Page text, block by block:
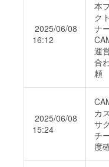
2025/06/08
16:12
本
ク
ナ
運
合
頼
2025/06/08
15:24
カ
サ
チ
度